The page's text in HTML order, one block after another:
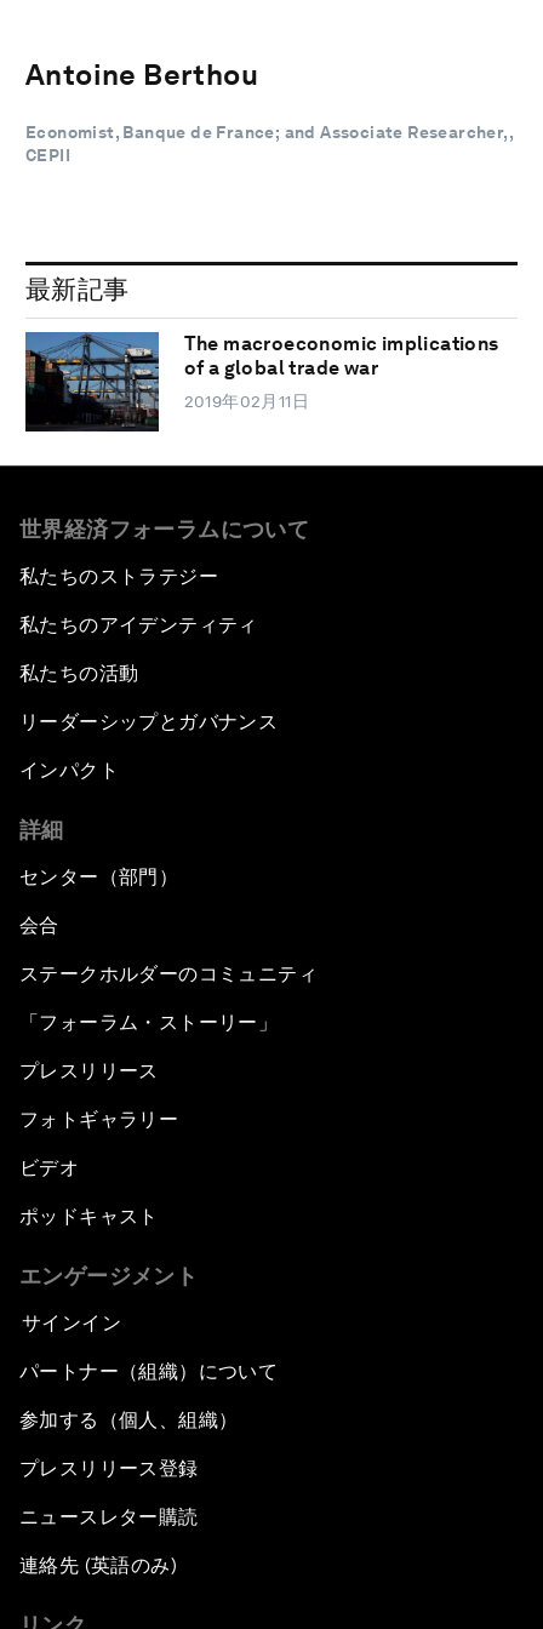
Antoine Berthou
Economist, Banque de France; and Associate Researcher,,
CEPII
最新記事
The macroeconomic implications
of a global trade war
2019年02月11日
世界経済フォーラムについて
私たちのストラテジー
私たちのアイデンティティ
私たちの活動
リーダーシップとガバナンス
インパクト
詳細
センター（部門）
会合
ステークホルダーのコミュニティ
「フォーラム・ストーリー」
プレスリリース
フォトギャラリー
ビデオ
ポッドキャスト
エンゲージメント
サインイン
パートナー（組織）について
参加する（個人、組織）
プレスリリース登録
ニュースレター購読
連絡先 (英語のみ)